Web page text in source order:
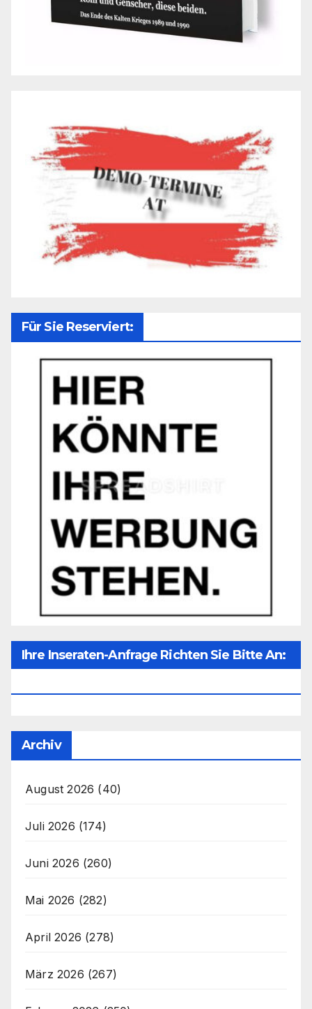
Für Sie Reserviert:
Ihre Inseraten-Anfrage Richten Sie Bitte An:
Archiv
August 2026 (40)
Juli 2026 (174)
Juni 2026 (260)
Mai 2026 (282)
April 2026 (278)
März 2026 (267)